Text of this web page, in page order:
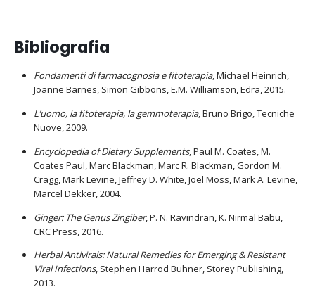
Bibliografia
Fondamenti di farmacognosia e fitoterapia, Michael Heinrich,
Joanne Barnes, Simon Gibbons, E.M. Williamson, Edra, 2015.
L’uomo, la fitoterapia, la gemmoterapia, Bruno Brigo, Tecniche
Nuove, 2009.
Encyclopedia of Dietary Supplements, Paul M. Coates, M.
Coates Paul, Marc Blackman, Marc R. Blackman, Gordon M.
Cragg, Mark Levine, Jeffrey D. White, Joel Moss, Mark A. Levine,
Marcel Dekker, 2004.
Ginger: The Genus Zingiber, P. N. Ravindran, K. Nirmal Babu,
CRC Press, 2016.
Herbal Antivirals: Natural Remedies for Emerging & Resistant
Viral Infections, Stephen Harrod Buhner, Storey Publishing,
2013.